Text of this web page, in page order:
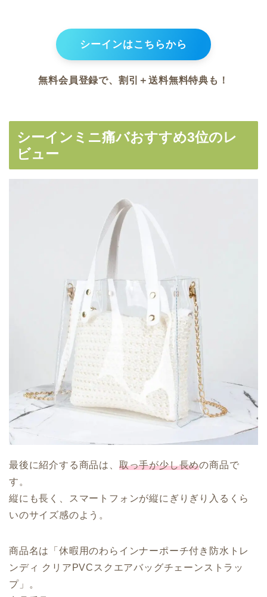
シーインはこちらから
無料会員登録で、割引＋送料無料特典も！
シーインミニ痛バおすすめ3位のレ
ビュー
最後に紹介する商品は、 取っ手が少し長めの商品で
す。
縦にも長く、スマートフォンが縦にぎりぎり入るくら
いのサイズ感のよう。
商品名は「休暇用のわらインナーポーチ付き防水トレ
ンディ クリアPVCスクエアバッグチェーンストラッ
プ」。